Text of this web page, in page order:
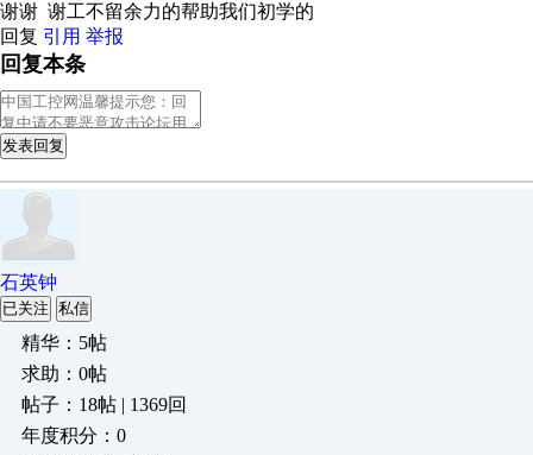
谢谢 谢工不留余力的帮助我们初学的
回复 引用 举报
回复本条
发表回复
石英钟
已关注 私信
精华：5帖
求助：0帖
帖子：18帖 | 1369回
年度积分：0